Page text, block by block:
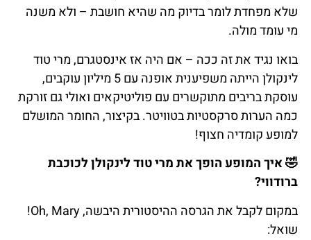
שלא מפחדת לומר בדיוק מה שהיא חושבת – ולא משנה
מי עומד מולה.
בואו נגיד את זה ככה – אם היה אז אינסטגרם, מרי טוד
לינקולן הייתה משפיענית אופנה עם 5 מיליון עוקבים,
עוסקת בריבים מתוקשרים עם פוליטיקאים ואולי גם זורקת
כמה הערות סרקסטיות בטוויטר. בקיצור, החומר המושלם
למופע קומדיה חצוף!
🤣 איך המופע הופך את מרי טוד לינקולן לכוכבת
ברודווי?
במקום לקבל את הגרסה ההיסטורית היבשה, Oh, Mary!
שואל: